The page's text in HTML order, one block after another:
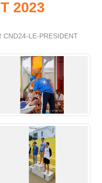
2023
CND24-LE-PRESIDENT